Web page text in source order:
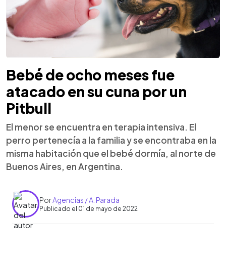
Bebé de ocho meses fue
atacado en su cuna por un
Pitbull
El menor se encuentra en terapia intensiva. El
perro pertenecía a la familia y se encontraba en la
misma habitación que el bebé dormía, al norte de
Buenos Aires, en Argentina.
PorAgencias / A. Parada
Publicado el 01 de mayo de 2022